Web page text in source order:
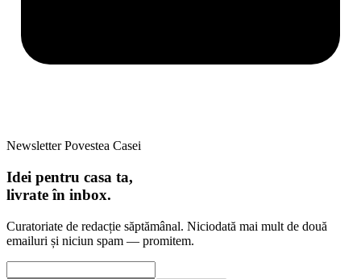
Newsletter Povestea Casei
Idei pentru casa ta,
livrate în inbox.
Curatoriate de redacție săptămânal. Niciodată mai mult de două
emailuri și niciun spam — promitem.